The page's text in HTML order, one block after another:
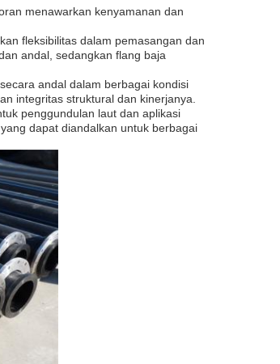
menawarkan kenyamanan dan
fleksibilitas dalam pemasangan dan
andal, sedangkan flang baja
andal dalam berbagai kondisi
integritas struktural dan kinerjanya.
penggundulan laut dan aplikasi
dapat diandalkan untuk berbagai